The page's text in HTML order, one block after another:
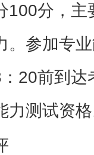
100分，
。参加专
20前到
力测试资